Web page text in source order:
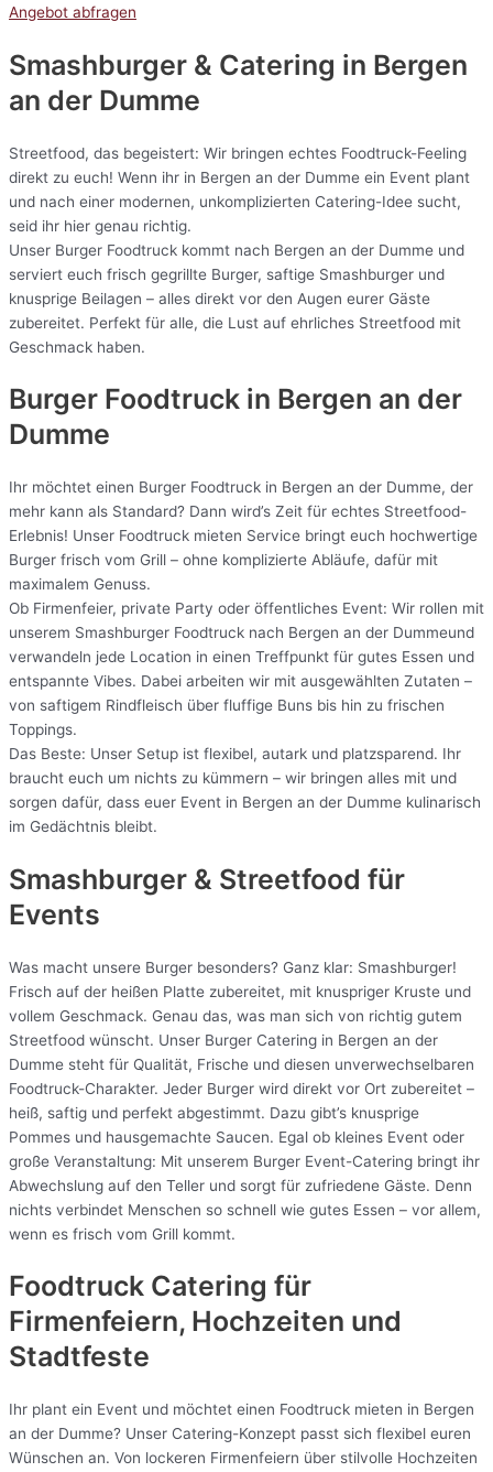
Angebot abfragen
Smashburger & Catering in Bergen
an der Dumme
Streetfood, das begeistert: Wir bringen echtes Foodtruck-Feeling
direkt zu euch! Wenn ihr in Bergen an der Dumme ein Event plant
und nach einer modernen, unkomplizierten Catering-Idee sucht,
seid ihr hier genau richtig.
Unser Burger Foodtruck kommt nach Bergen an der Dumme und
serviert euch frisch gegrillte Burger, saftige Smashburger und
knusprige Beilagen – alles direkt vor den Augen eurer Gäste
zubereitet. Perfekt für alle, die Lust auf ehrliches Streetfood mit
Geschmack haben.
Burger Foodtruck in Bergen an der
Dumme
Ihr möchtet einen Burger Foodtruck in Bergen an der Dumme, der
mehr kann als Standard? Dann wird’s Zeit für echtes Streetfood-
Erlebnis! Unser Foodtruck mieten Service bringt euch hochwertige
Burger frisch vom Grill – ohne komplizierte Abläufe, dafür mit
maximalem Genuss.
Ob Firmenfeier, private Party oder öffentliches Event: Wir rollen mit
unserem Smashburger Foodtruck nach Bergen an der Dummeund
verwandeln jede Location in einen Treffpunkt für gutes Essen und
entspannte Vibes. Dabei arbeiten wir mit ausgewählten Zutaten –
von saftigem Rindfleisch über fluffige Buns bis hin zu frischen
Toppings.
Das Beste: Unser Setup ist flexibel, autark und platzsparend. Ihr
braucht euch um nichts zu kümmern – wir bringen alles mit und
sorgen dafür, dass euer Event in Bergen an der Dumme kulinarisch
im Gedächtnis bleibt.
Smashburger & Streetfood für
Events
Was macht unsere Burger besonders? Ganz klar: Smashburger!
Frisch auf der heißen Platte zubereitet, mit knuspriger Kruste und
vollem Geschmack. Genau das, was man sich von richtig gutem
Streetfood wünscht. Unser Burger Catering in Bergen an der
Dumme steht für Qualität, Frische und diesen unverwechselbaren
Foodtruck-Charakter. Jeder Burger wird direkt vor Ort zubereitet –
heiß, saftig und perfekt abgestimmt. Dazu gibt’s knusprige
Pommes und hausgemachte Saucen. Egal ob kleines Event oder
große Veranstaltung: Mit unserem Burger Event-Catering bringt ihr
Abwechslung auf den Teller und sorgt für zufriedene Gäste. Denn
nichts verbindet Menschen so schnell wie gutes Essen – vor allem,
wenn es frisch vom Grill kommt.
Foodtruck Catering für
Firmenfeiern, Hochzeiten und
Stadtfeste
Ihr plant ein Event und möchtet einen Foodtruck mieten in Bergen
an der Dumme? Unser Catering-Konzept passt sich flexibel euren
Wünschen an. Von lockeren Firmenfeiern über stilvolle Hochzeiten